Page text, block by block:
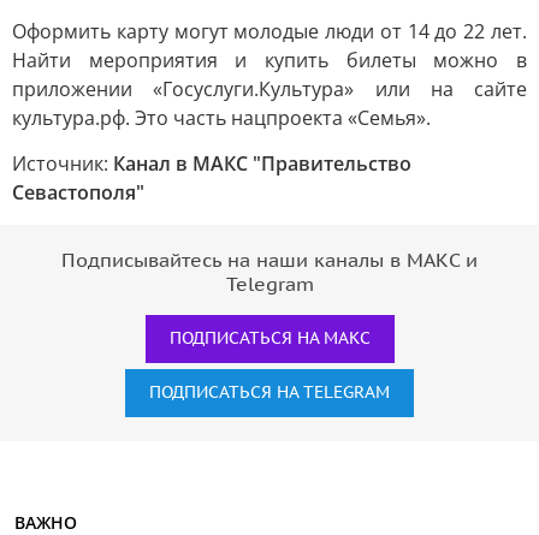
Оформить карту могут молодые люди от 14 до 22 лет.
Найти мероприятия и купить билеты можно в
приложении «Госуслуги.Культура» или на сайте
культура.рф. Это часть нацпроекта «Семья».
Источник: Канал в МАКС "Правительство
Севастополя"
Подписывайтесь на наши каналы в МАКС и
Telegram
ПОДПИСАТЬСЯ НА МАКС
ПОДПИСАТЬСЯ НА TELEGRAM
ВАЖНО